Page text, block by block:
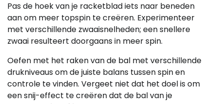
Pas de hoek van je racketblad iets naar beneden
aan om meer topspin te creëren. Experimenteer
met verschillende zwaaisnelheden; een snellere
zwaai resulteert doorgaans in meer spin.
Oefen met het raken van de bal met verschillende
drukniveaus om de juiste balans tussen spin en
controle te vinden. Vergeet niet dat het doel is om
een snij-effect te creëren dat de bal van je